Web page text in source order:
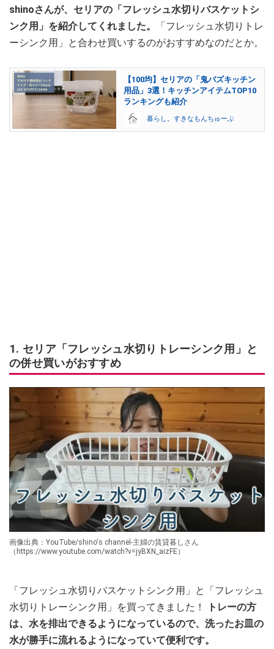
shinoさんが、セリアの「フレッシュ水切りバスケットシ
ンク用」を紹介してくれました。
「フレッシュ水切りトレ
ーシンク用」と合わせ買いするのがおすすめなのだとか。
【100均】セリアの「鬼バズキッチン
用品」3選！キッチンアイテムTOP10
ランキングも紹介
暮らし。すきなもんちゅーぶ
1. セリア「フレッシュ水切りトレーシンク用」と
の併せ買いがおすすめ
画像出典：YouTube/shino's channel-主婦の賃貸暮しさん
（https://www.youtube.com/watch?v=jyBXN_aizFE）
「フレッシュ水切りバスケットシンク用」と「フレッシュ
水切りトレーシンク用」を買ってきました！
トレーの方
は、水を排出できるようになっているので、洗ったお皿の
水が勝手に流れるようになっていて便利です。